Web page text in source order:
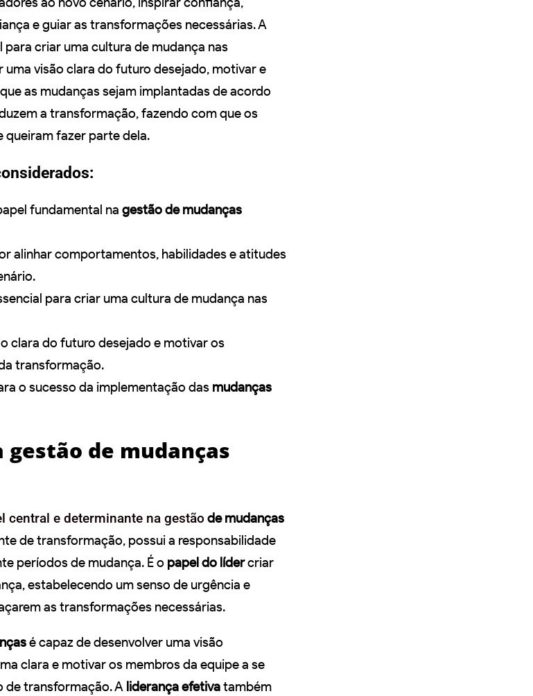
e guiar as transformações necessárias. A
criar uma cultura de mudança nas
visão clara do futuro desejado, motivar e
as mudanças sejam implantadas de acordo
a transformação, fazendo com que os
queiram fazer parte dela.
fundamental na gestão de mudanças
alinhar comportamentos, habilidades e atitudes
para criar uma cultura de mudança nas
clara do futuro desejado e motivar os
transformação.
o sucesso da implementação das mudanças
de mudanças
central e determinante na gestão de mudanças
de transformação, possui a responsabilidade
períodos de mudança. É o papel do lídercriar
estabelecendo um senso de urgência e
as transformações necessárias.
é capaz de desenvolver uma visão
clara e motivar os membros da equipe a se
de transformação. A liderança efetivatambém